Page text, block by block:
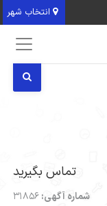
انتخاب شهر
تماس بگیرید
شماره آگهی:31856